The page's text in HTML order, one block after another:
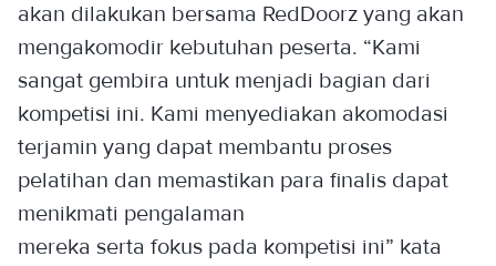
akan dilakukan bersama RedDoorz yang akan
mengakomodir kebutuhan peserta. “Kami
sangat gembira untuk menjadi bagian dari
kompetisi ini. Kami menyediakan akomodasi
terjamin yang dapat membantu proses
pelatihan dan memastikan para finalis dapat
menikmati pengalaman
mereka serta fokus pada kompetisi ini” kata